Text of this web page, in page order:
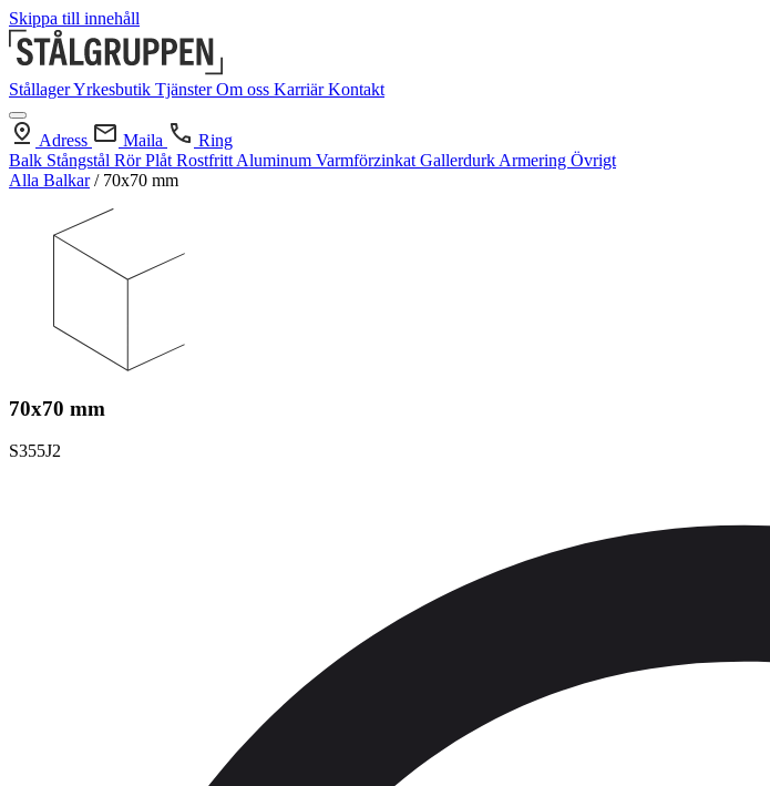
Skippa till innehåll
StållagerYrkesbutik TjänsterOm oss KarriärKontakt
Adress Maila
Ring
Balk Stångstål RörPlåt Rostfritt Aluminum Varmförzinkat Gallerdurk Armering Övrigt
Alla Balkar / 70x70 mm
70x70 mm
S355J2